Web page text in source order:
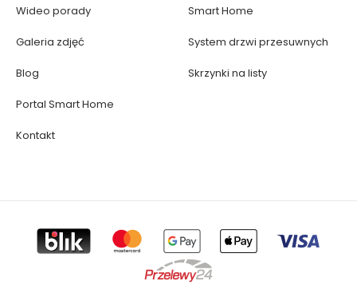
Wideo porady
Galeria zdjęć
Blog
Portal Smart Home
Kontakt
Smart Home
System drzwi przesuwnych
Skrzynki na listy